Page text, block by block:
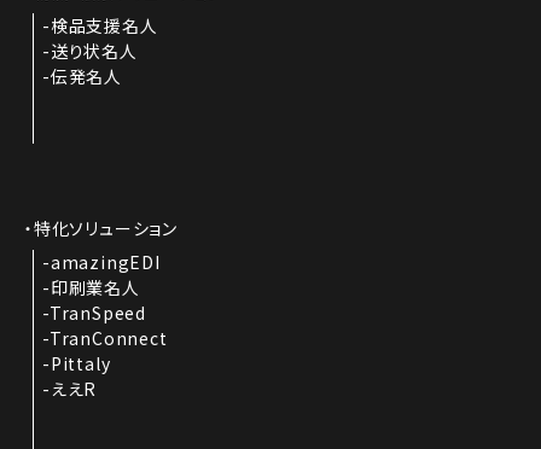
検品支援名人
送り状名人
伝発名人
特化ソリューション
amazingEDI
印刷業名人
TranSpeed
TranConnect
Pittaly
ええR